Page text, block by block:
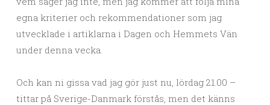
egna kriterier och rekommendationer som jag
utvecklade i artiklarna i Dagen och Hemmets Vän
under denna vecka.
Och kan ni gissa vad jag gör just nu, lördag 21.00 –
tittar på Sverige-Danmark förstås, men det känns